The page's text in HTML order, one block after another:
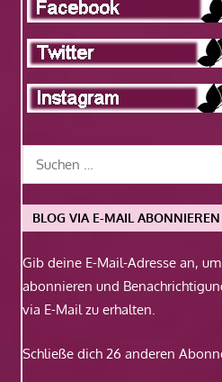
BLOG VIA E-MAIL ABONNIEREN
Gib deine E-Mail-Adresse an,
abonnieren und
via E-Mail zu erhalten.
Schließe dich 26 anderen